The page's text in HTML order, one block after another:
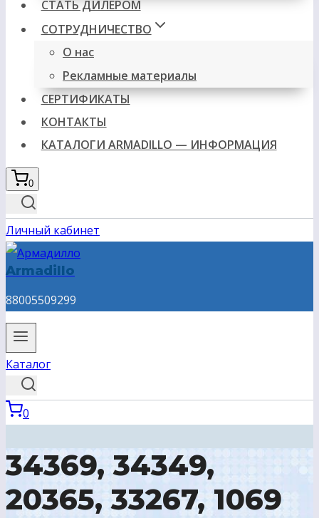
СТАТЬ ДИЛЕРОМ
СОТРУДНИЧЕСТВО
О нас
Рекламные материалы
СЕРТИФИКАТЫ
КОНТАКТЫ
КАТАЛОГИ ARMADILLO — ИНФОРМАЦИЯ
0
Личный кабинет
Armadillo
88005509299
Каталог
0
34369, 34349,
20365, 33267, 1069